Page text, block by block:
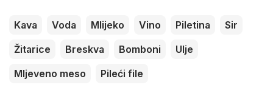
Kava Voda Mlijeko Vino Piletina
Sir
Žitarice
Breskva Bomboni
Ulje
Mljeveno meso
Pileći file